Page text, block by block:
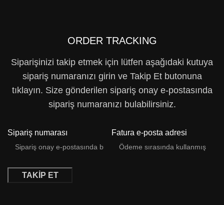
ORDER TRACKING
Siparişinizi takip etmek için lütfen aşağıdaki kutuya
sipariş numaranızı girin ve Takip Et butonuna
tıklayın. Size gönderilen sipariş onay e-postasında
sipariş numaranızı bulabilirsiniz.
Sipariş numarası Fatura e-posta adresi
TAKIP ET